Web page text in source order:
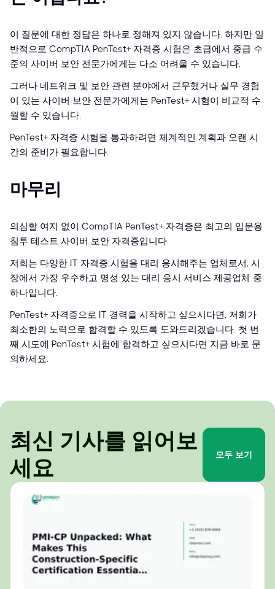
이 질문에 대한 정답은 하나로 정해져 있지 않습니다. 하지만 일
반적으로 CompTIA PenTest+ 자격증 시험은 초급에서 중급 수
준의 사이버 보안 전문가에게는 다소 어려울 수 있습니다.
그러나 네트워크 및 보안 관련 분야에서 근무했거나 실무 경험
이 있는 사이버 보안 전문가에게는 PenTest+ 시험이 비교적 수
월할 수 있습니다.
PenTest+ 자격증 시험을 통과하려면 체계적인 계획과 오랜 시
간의 준비가 필요합니다.
마무리
의심할 여지 없이 CompTIA PenTest+ 자격증은 최고의 입문용
침투 테스트 사이버 보안 자격증입니다.
저희는 다양한 IT 자격증 시험을 대리 응시해주는 업체로서, 시
장에서 가장 우수하고 명성 있는 대리 응시 서비스 제공업체 중
하나입니다.
PenTest+ 자격증으로 IT 경력을 시작하고 싶으시다면, 저희가
최소한의 노력으로 합격할 수 있도록 도와드리겠습니다. 첫 번
째 시도에 PenTest+ 시험에 합격하고 싶으시다면 지금 바로 문
의하세요.
최신 기사를 읽어보
세요
모두 보기